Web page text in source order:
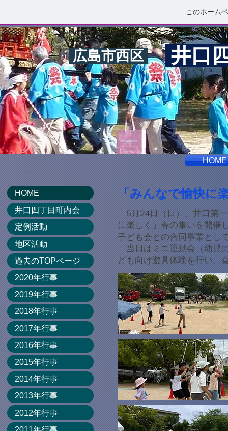
このホーム
井口
広島市西区
HOME
「みんなで愉快に
5月24日（日）、井口第
に楽しく」春の集いを開催
子ども会との合同事業とし
当日はミニ運動会（幼児
ども向け遊具体験を行い、
HOME
井口四丁目町内会
定例活動
地区活動
過去のTOPページ
2020年行事
2019年行事
2018年行事
2017年行事
2016年行事
2015年行事
2014年行事
2013年行事
2012年行事